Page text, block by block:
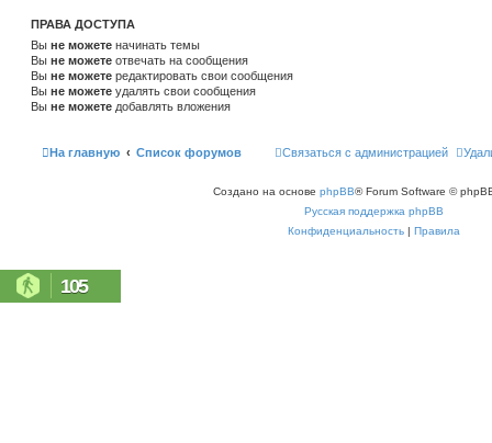
ПРАВА ДОСТУПА
Вы не можете начинать темы
Вы не можете отвечать на сообщения
Вы не можете редактировать свои сообщения
Вы не можете удалять свои сообщения
Вы не можете добавлять вложения
На главную Список форумов Связаться с администрацией
Создано на основе phpBB® Forum Software ©
Русская поддержка phpBB
Конфиденциальность | Правила
105